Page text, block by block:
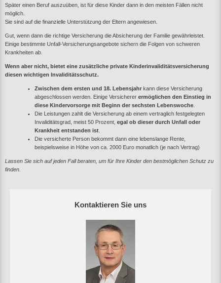
Kontaktieren Sie uns
Später einen Beruf auszuüben, ist für diese Kinder dann in den meisten Fällen nicht
möglich.
Sie sind auf die finanzielle Unterstützung der Eltern angewiesen.
Gut, wenn dann die richtige Versicherung die Absicherung der Familie gewährleistet.
Einige bestimmte Unfall-Versicherungsangebote sichern die Folgen von schweren
Krankheiten ab.
Wenn aber nicht, bietet eine zusätzliche private Kinderinvaliditätsversicherung
diesen wichtigen Invaliditätsschutz.
Zwischen dem ersten und 18. Lebensjahr kann diese Versicherung
abgeschlossen werden. Einige Versicherer ermöglichen den Einstieg in
diese Kindervorsorge mit Beginn der sechsten Lebenswoche
Die Leistungen zahlt die Versicherung ab einem vertraglich festgelegten
Invaliditätsgrad, meist 50 Prozent egal ob dieser durch Unfall oder
Krankheit entstanden ist
Die versicherte Person bekommt dann eine lebenslange Rente,
beispielsweise in Höhe von ca. 2000 Euro monatlich (je nach Vertrag)
Lassen Sie sich auf jeden Fall beraten, um für Ihre Kinder den bestmöglichen Schutz zu
finden.